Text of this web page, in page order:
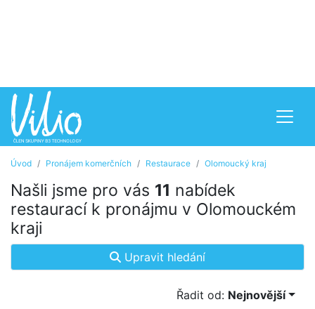
Úvod Pronájem komerčních Restaurace Olomoucký kraj
Našli jsme pro vás 11 nabídek
restaurací k pronájmu v Olomouckém
kraji
Upravit hledání
Řadit od: Nejnovější